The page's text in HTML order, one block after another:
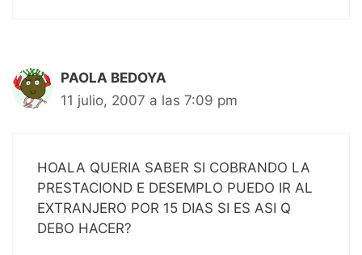
PAOLA BEDOYA
11 julio, 2007 a las 7:09 pm
HOALA QUERIA SABER SI COBRANDO LA
PRESTACIOND E DESEMPLO PUEDO IR AL
EXTRANJERO POR 15 DIAS SI ES ASI Q
DEBO HACER?